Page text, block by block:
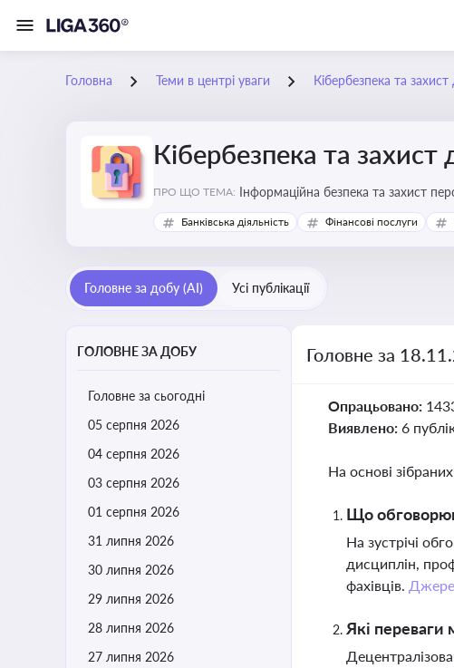
Головна Теми в центрі уваги Кібербезпека та
Кібербезпека та захист
ПРО ЩО ТЕМА: Інформаційна безпека та захист
Банківська діяльність Фінансові послуги
Головне за добу (AI) Усі публікації
ГОЛОВНЕ ЗА ДОБУ
Головне за сьогодні
05 серпня 2026
04 серпня 2026
03 серпня 2026
01 серпня 2026
31 липня 2026
30 липня 2026
29 липня 2026
28 липня 2026
27 липня 2026
Головне за
Опрацьовано:
Виявлено: 6
На основі
Що
На зустрічі
дисциплін,
фахівців.
Які переваги